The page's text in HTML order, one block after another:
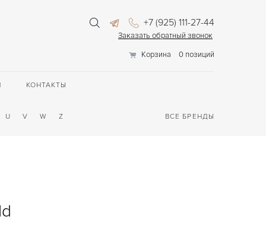
+7 (925) 111-27-44
Заказать обратный звонок
Корзина
0 позиций
КОНТАКТЫ
U V W Z ВСЕ БРЕНДЫ